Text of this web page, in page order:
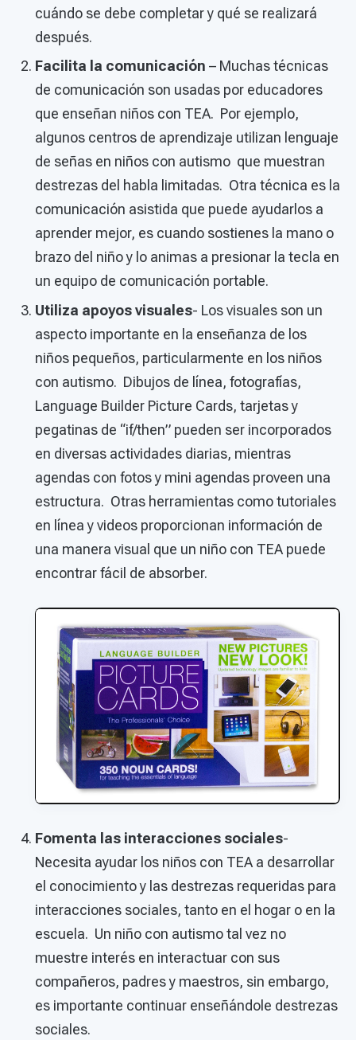
cuándo se debe completar y qué se realizará
después.
Facilita la comunicación – Muchas técnicas
de comunicación son usadas por educadores
que enseñan niños con TEA. Por ejemplo,
algunos centros de aprendizaje utilizan lenguaje
de señas en niños con autismo que muestran
destrezas del habla limitadas. Otra técnica es la
comunicación asistida que puede ayudarlos a
aprender mejor, es cuando sostienes la mano o
brazo del niño y lo animas a presionar la tecla en
un equipo de comunicación portable.
Utiliza apoyos visuales- Los visuales son un
aspecto importante en la enseñanza de los
niños pequeños, particularmente en los niños
con autismo. Dibujos de línea, fotografías,
Language Builder Picture Cards, tarjetas y
pegatinas de “if/then” pueden ser incorporados
en diversas actividades diarias, mientras
agendas con fotos y mini agendas proveen una
estructura. Otras herramientas como tutoriales
en línea y videos proporcionan información de
una manera visual que un niño con TEA puede
encontrar fácil de absorber.
Fomenta las interacciones sociales-
Necesita ayudar los niños con TEA a desarrollar
el conocimiento y las destrezas requeridas para
interacciones sociales, tanto en el hogar o en la
escuela. Un niño con autismo tal vez no
muestre interés en interactuar con sus
compañeros, padres y maestros, sin embargo,
es importante continuar enseñándole destrezas
sociales.